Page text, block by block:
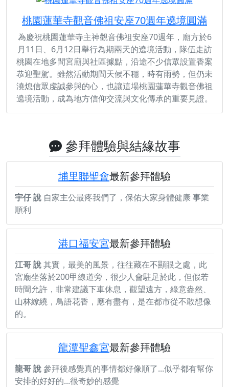
桃園蓮華寺觀音佛祖安座70週年遶境圓滿
為慶祝桃園蓮華寺主神觀音佛祖安座70週年，廟方於6
月11日、6月12日舉行為期兩天的遶境活動，隊伍走訪
桃園在地多間宮廟與社區據點，沿途不少信眾設置香案
恭迎聖駕。雖然活動期間天候不穩，時有雨勢，但仍未
澆熄信眾虔誠參與的心，也讓這場桃園蓮華寺觀音佛祖
遶境活動，成為地方信仰交流與文化傳承的重要見證。
參拜體驗與結緣故事
埔里聯聖會最新參拜體驗
宇仔 說 自家主公最疼我們了，保佑大家身體健康 事業
順利
港口福安宮最新參拜體驗
江哥 說其實，最美的風景，往往藏在不顯眼之處，此
宮廟坐落於200甲線道旁，很少人會駐足於此，但假若
時間允許，非常建議下車休息，觀望遠方，綠意盎然、
山林繚繞，鳥語花香，應有盡有，是在都市從不敢想像
的。
龍潭聖鑫宮最新參拜體驗
龍哥 說參拜後感覺真的事情都好像順了...似乎都有幫你
安排的好好的...很奇妙的感覺